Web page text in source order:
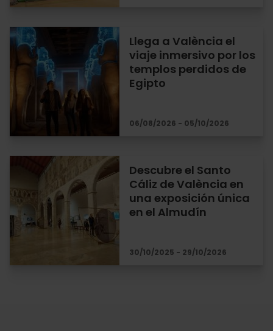
Llega a València el
viaje inmersivo por los
templos perdidos de
Egipto
06/08/2026 - 05/10/2026
Descubre el Santo
Cáliz de València en
una exposición única
en el Almudín
30/10/2025 - 29/10/2026